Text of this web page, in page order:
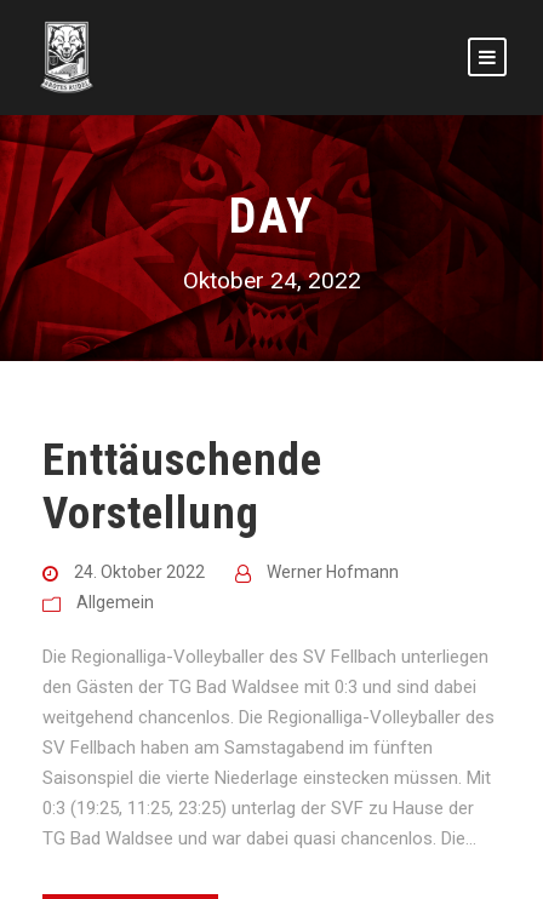
DAY
Oktober 24, 2022
Enttäuschende
Vorstellung
24. Oktober 2022
Werner Hofmann
Allgemein
Die Regionalliga-Volleyballer des SV Fellbach unterliegen
den Gästen der TG Bad Waldsee mit 0:3 und sind dabei
weitgehend chancenlos. Die Regionalliga-Volleyballer des
SV Fellbach haben am Samstagabend im fünften
Saisonspiel die vierte Niederlage einstecken müssen. Mit
0:3 (19:25, 11:25, 23:25) unterlag der SVF zu Hause der
TG Bad Waldsee und war dabei quasi chancenlos. Die...